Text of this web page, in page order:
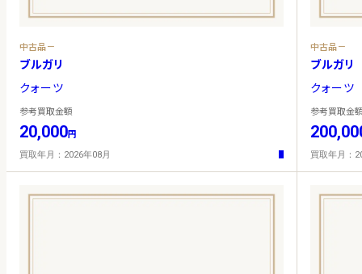
中古品－
ブルガリ
クォーツ
参考買取金額
20,000円
買取年月：2026年08月
中古品－
ブルガリ
クォーツ
参考買取金
買取年月：